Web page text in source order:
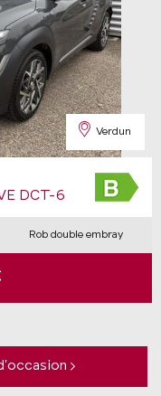
Verdun
DCT-6
Rob double embray